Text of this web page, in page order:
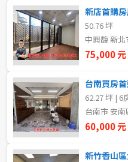
金門連江
1樓
3樓
21樓以上
50.76 坪
中興馥 新
75,000 元
62.27 坪 | 6
台南市 安
60,000 元
新竹香山